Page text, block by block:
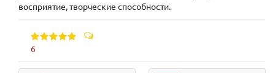
восприятие, творческие способности.
6